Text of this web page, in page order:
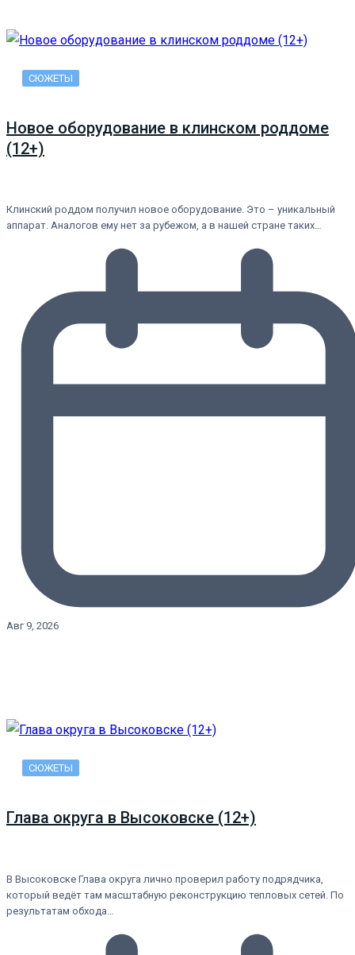
СЮЖЕТЫ
Новое оборудование в клинском роддоме
(12+)
Клинский роддом получил новое оборудование. Это – уникальный
аппарат. Аналогов ему нет за рубежом, а в нашей стране таких…
Авг 9, 2026
СЮЖЕТЫ
Глава округа в Высоковске (12+)
В Высоковске Глава округа лично проверил работу подрядчика,
который ведёт там масштабную реконструкцию тепловых сетей. По
результатам обхода…